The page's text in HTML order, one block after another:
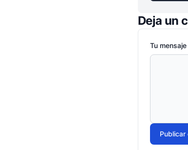
Deja un
Tu mensaje
Publicar